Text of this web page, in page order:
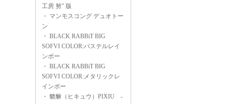
工房 努" 版
・ マンモスコング デュオトー
ン
・ BLACK RABBiT BIG
SOFVI COLOR:パステルレイ
ンボー
・ BLACK RABBiT BIG
SOFVI COLOR:メタリックレ
インボー
・ 貔貅（ヒキュウ）PIXIU -